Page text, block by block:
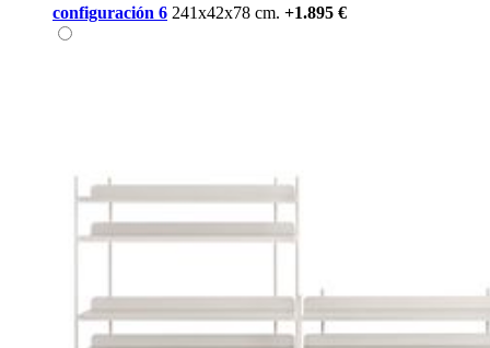
configuración 6 241x42x78 cm. +1.895 €